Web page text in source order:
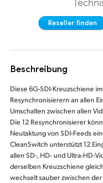
Canada
France
Germany
Hong Kong SAR,
India
Reseller finden
Beschreibung
Diese 6G-SDI-Kreuzschiene
Resynchronisierern an allen
Umschalten zwischen allen
Die 12 Resynchronisierer
Neutaktung von SDI-Feeds
CleanSwitch unterstützt 12
allen SD-, HD- und Ultra-HD-
derselben Kreuzschiene
wechselt sauber zwischen